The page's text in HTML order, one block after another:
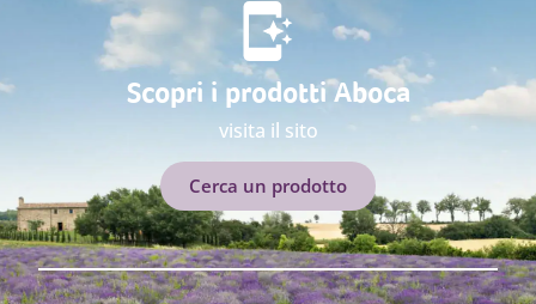
Scopri i prodotti Aboca
visita il sito
Cerca un prodotto